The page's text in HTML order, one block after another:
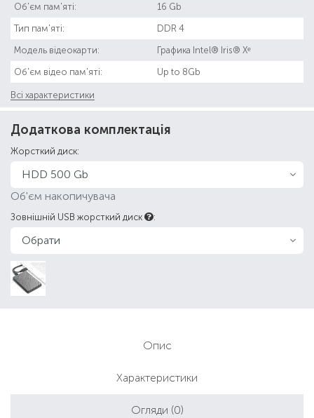
Об'єм пам'яті: 16 Gb
Тип пам'яті: DDR 4
Модель відеокарти: Графика Intel® Iris® Xᵉ
Об'єм відео пам'яті: Up to 8Gb
Всі характеристики
Додаткова комплектація
Жорсткий диск:
Об'єм накопичувача
Зовнішній USB жорсткий диск :
Опис
Характеристики
Огляди (0)